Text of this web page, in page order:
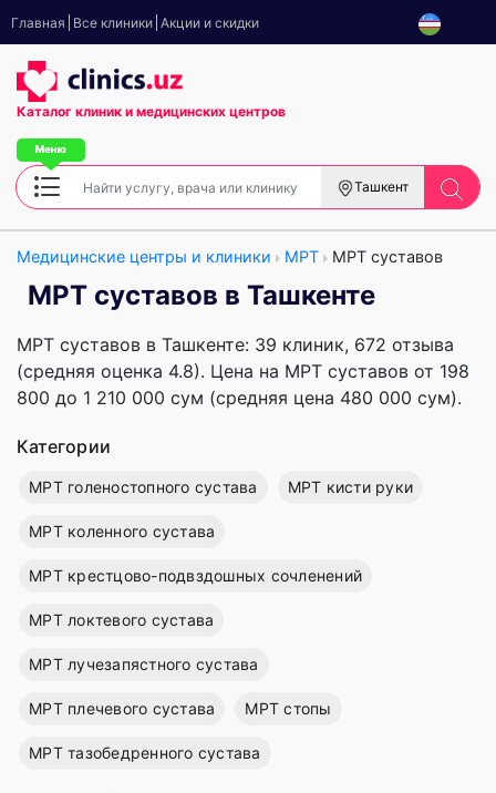
Главная Все клиники Акции и скидки
Каталог клиник и медицинских центров
Ташкент
Медицинские центры и клиники МРТ МРТ суставов
МРТ суставов в Ташкенте
МРТ суставов в Ташкенте: 39 клиник, 672 отзыва
(средняя оценка 4.8). Цена на МРТ суставов от 198
800 до 1 210 000 сум (средняя цена 480 000 сум).
Категории
МРТ голеностопного сустава МРТ кисти руки
МРТ коленного сустава
МРТ крестцово-подвздошных сочленений
МРТ локтевого сустава
МРТ лучезапястного сустава
МРТ плечевого сустава МРТ стопы
МРТ тазобедренного сустава